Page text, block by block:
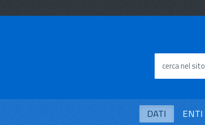
cerca nel sito
DATI ENTI